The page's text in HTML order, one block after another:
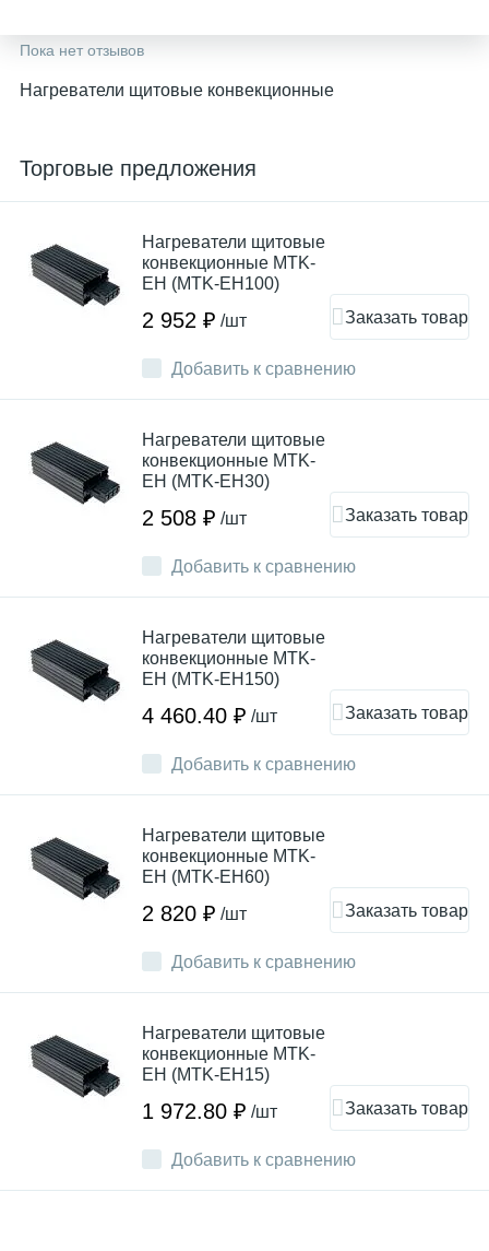
Пока нет отзывов
Нагреватели щитовые конвекционные
Торговые предложения
Добавить к сравнению
Нагреватели щитовые
конвекционные MTK-
EH (MTK-EH100)
2 952 ₽ /шт Заказать товар
Добавить к сравнению
Нагреватели щитовые
конвекционные MTK-
EH (MTK-EH30)
2 508 ₽ /шт Заказать товар
Добавить к сравнению
Нагреватели щитовые
конвекционные MTK-
EH (MTK-EH150)
4 460.40 ₽ /шт Заказать товар
Добавить к сравнению
Нагреватели щитовые
конвекционные MTK-
EH (MTK-EH60)
2 820 ₽ /шт Заказать товар
Добавить к сравнению
Нагреватели щитовые
конвекционные MTK-
EH (MTK-EH15)
1 972.80 ₽ /шт Заказать товар